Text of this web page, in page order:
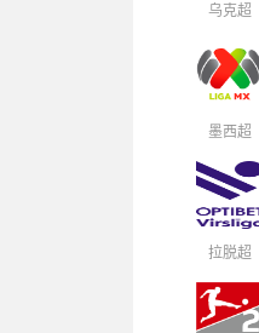
乌克超
墨西超
拉脱超